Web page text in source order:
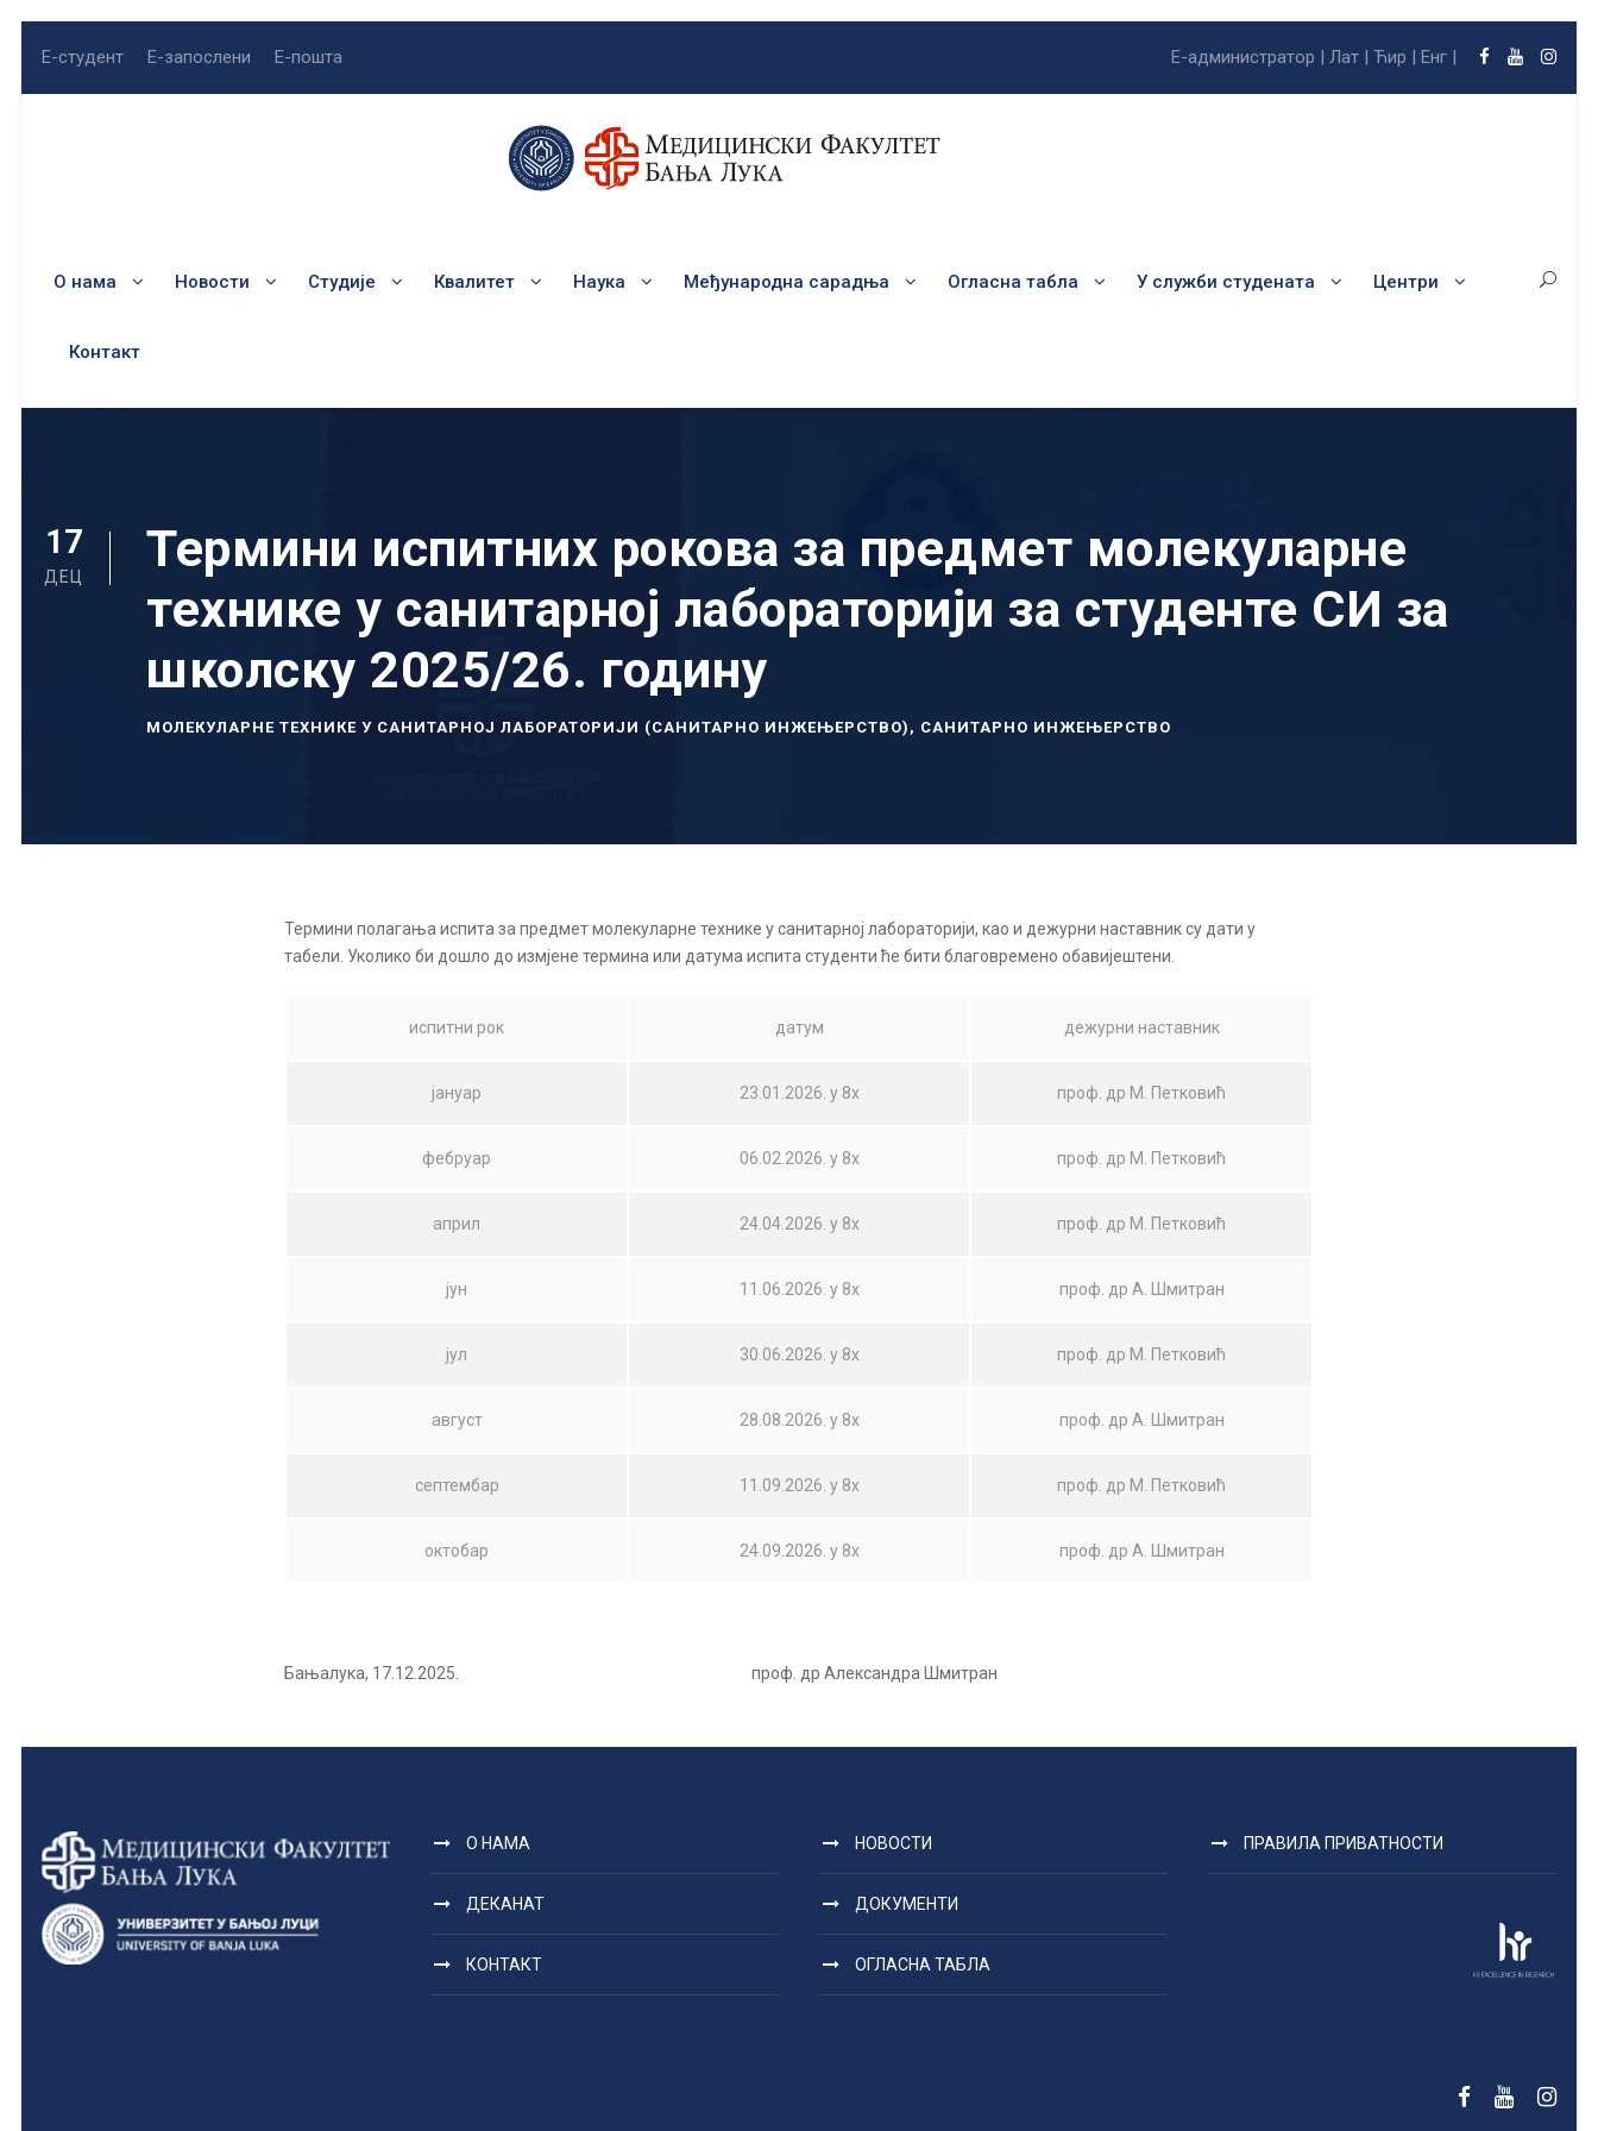
Е-студент Е-запослени Е-пошта Е-администратор | Лат | Ћир | Енг |
О нама Новости Студије Квалитет Наука Међународна сарадња Огласна табла У служби студената Центри
Контакт
17
ДЕЦ
Термини испитних рокова за предмет молекуларне
технике у санитарној лабораторији за студенте СИ за
школску 2025/26. годину
МОЛЕКУЛАРНЕ ТЕХНИКЕ У САНИТАРНОЈ ЛАБОРАТОРИЈИ (САНИТАРНО ИНЖЕЊЕРСТВО) , САНИТАРНО ИНЖЕЊЕРСТВО
Термини полагања испита за предмет молекуларне технике у санитарној лабораторији, као и дежурни наставник су дати у
табели. Уколико би дошло до измјене термина или датума испита студенти ће бити благовремено обавијештени.
испитни рок датум дежурни наставник
јануар 23.01.2026. у 8х проф. др М. Петковић
фебруар 06.02.2026. у 8х проф. др М. Петковић
април 24.04.2026. у 8х проф. др М. Петковић
јун 11.06.2026. у 8х проф. др А. Шмитран
јул 30.06.2026. у 8х проф. др М. Петковић
август 28.08.2026. у 8х проф. др А. Шмитран
септембар 11.09.2026. у 8х проф. др М. Петковић
октобар 24.09.2026. у 8х проф. др А. Шмитран
Бањалука, 17.12.2025. проф. др Александра Шмитран
О НАМА
ДЕКАНАТ
КОНТАКТ
НОВОСТИ
ДОКУМЕНТИ
ОГЛАСНА ТАБЛА
ПРАВИЛА ПРИВАТНОСТИ